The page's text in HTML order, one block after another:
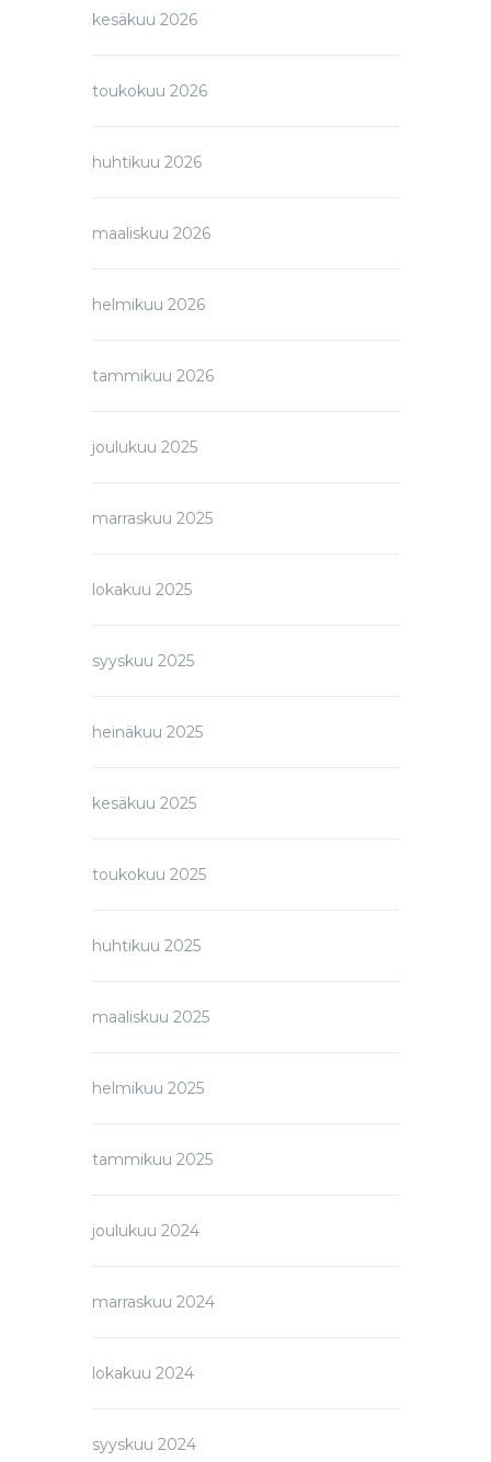
kesäkuu 2026
toukokuu 2026
huhtikuu 2026
maaliskuu 2026
helmikuu 2026
tammikuu 2026
joulukuu 2025
marraskuu 2025
lokakuu 2025
syyskuu 2025
heinäkuu 2025
kesäkuu 2025
toukokuu 2025
huhtikuu 2025
maaliskuu 2025
helmikuu 2025
tammikuu 2025
joulukuu 2024
marraskuu 2024
lokakuu 2024
syyskuu 2024